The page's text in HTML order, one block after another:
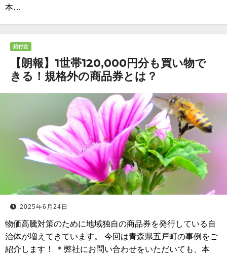
本…
給付金
【朗報】1世帯120,000円分も買い物で
きる！規格外の商品券とは？
2025年6月24日
物価高騰対策のために地域独自の商品券を発行している自
治体が増えてきています。 今回は青森県五戸町の事例をご
紹介します！ ＊弊社にお問い合わせをいただいても、本